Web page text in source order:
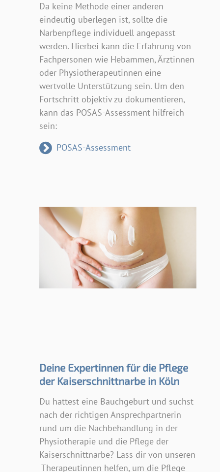
Da keine Methode einer anderen
eindeutig überlegen ist, sollte die
Narbenpflege individuell angepasst
werden. Hierbei kann die Erfahrung von
Fachpersonen wie Hebammen, Ärztinnen
oder Physiotherapeutinnen eine
wertvolle Unterstützung sein. Um den
Fortschritt objektiv zu dokumentieren,
kann das POSAS-Assessment hilfreich
sein:
POSAS-Assessment
Deine Expertinnen für die Pflege
der Kaiserschnittnarbe in Köln
Du hattest eine Bauchgeburt und suchst
nach der richtigen Ansprechpartnerin
rund um die Nachbehandlung in der
Physiotherapie und die Pflege der
Kaiserschnittnarbe? Lass dir von unseren
Therapeutinnen helfen, um die Pflege